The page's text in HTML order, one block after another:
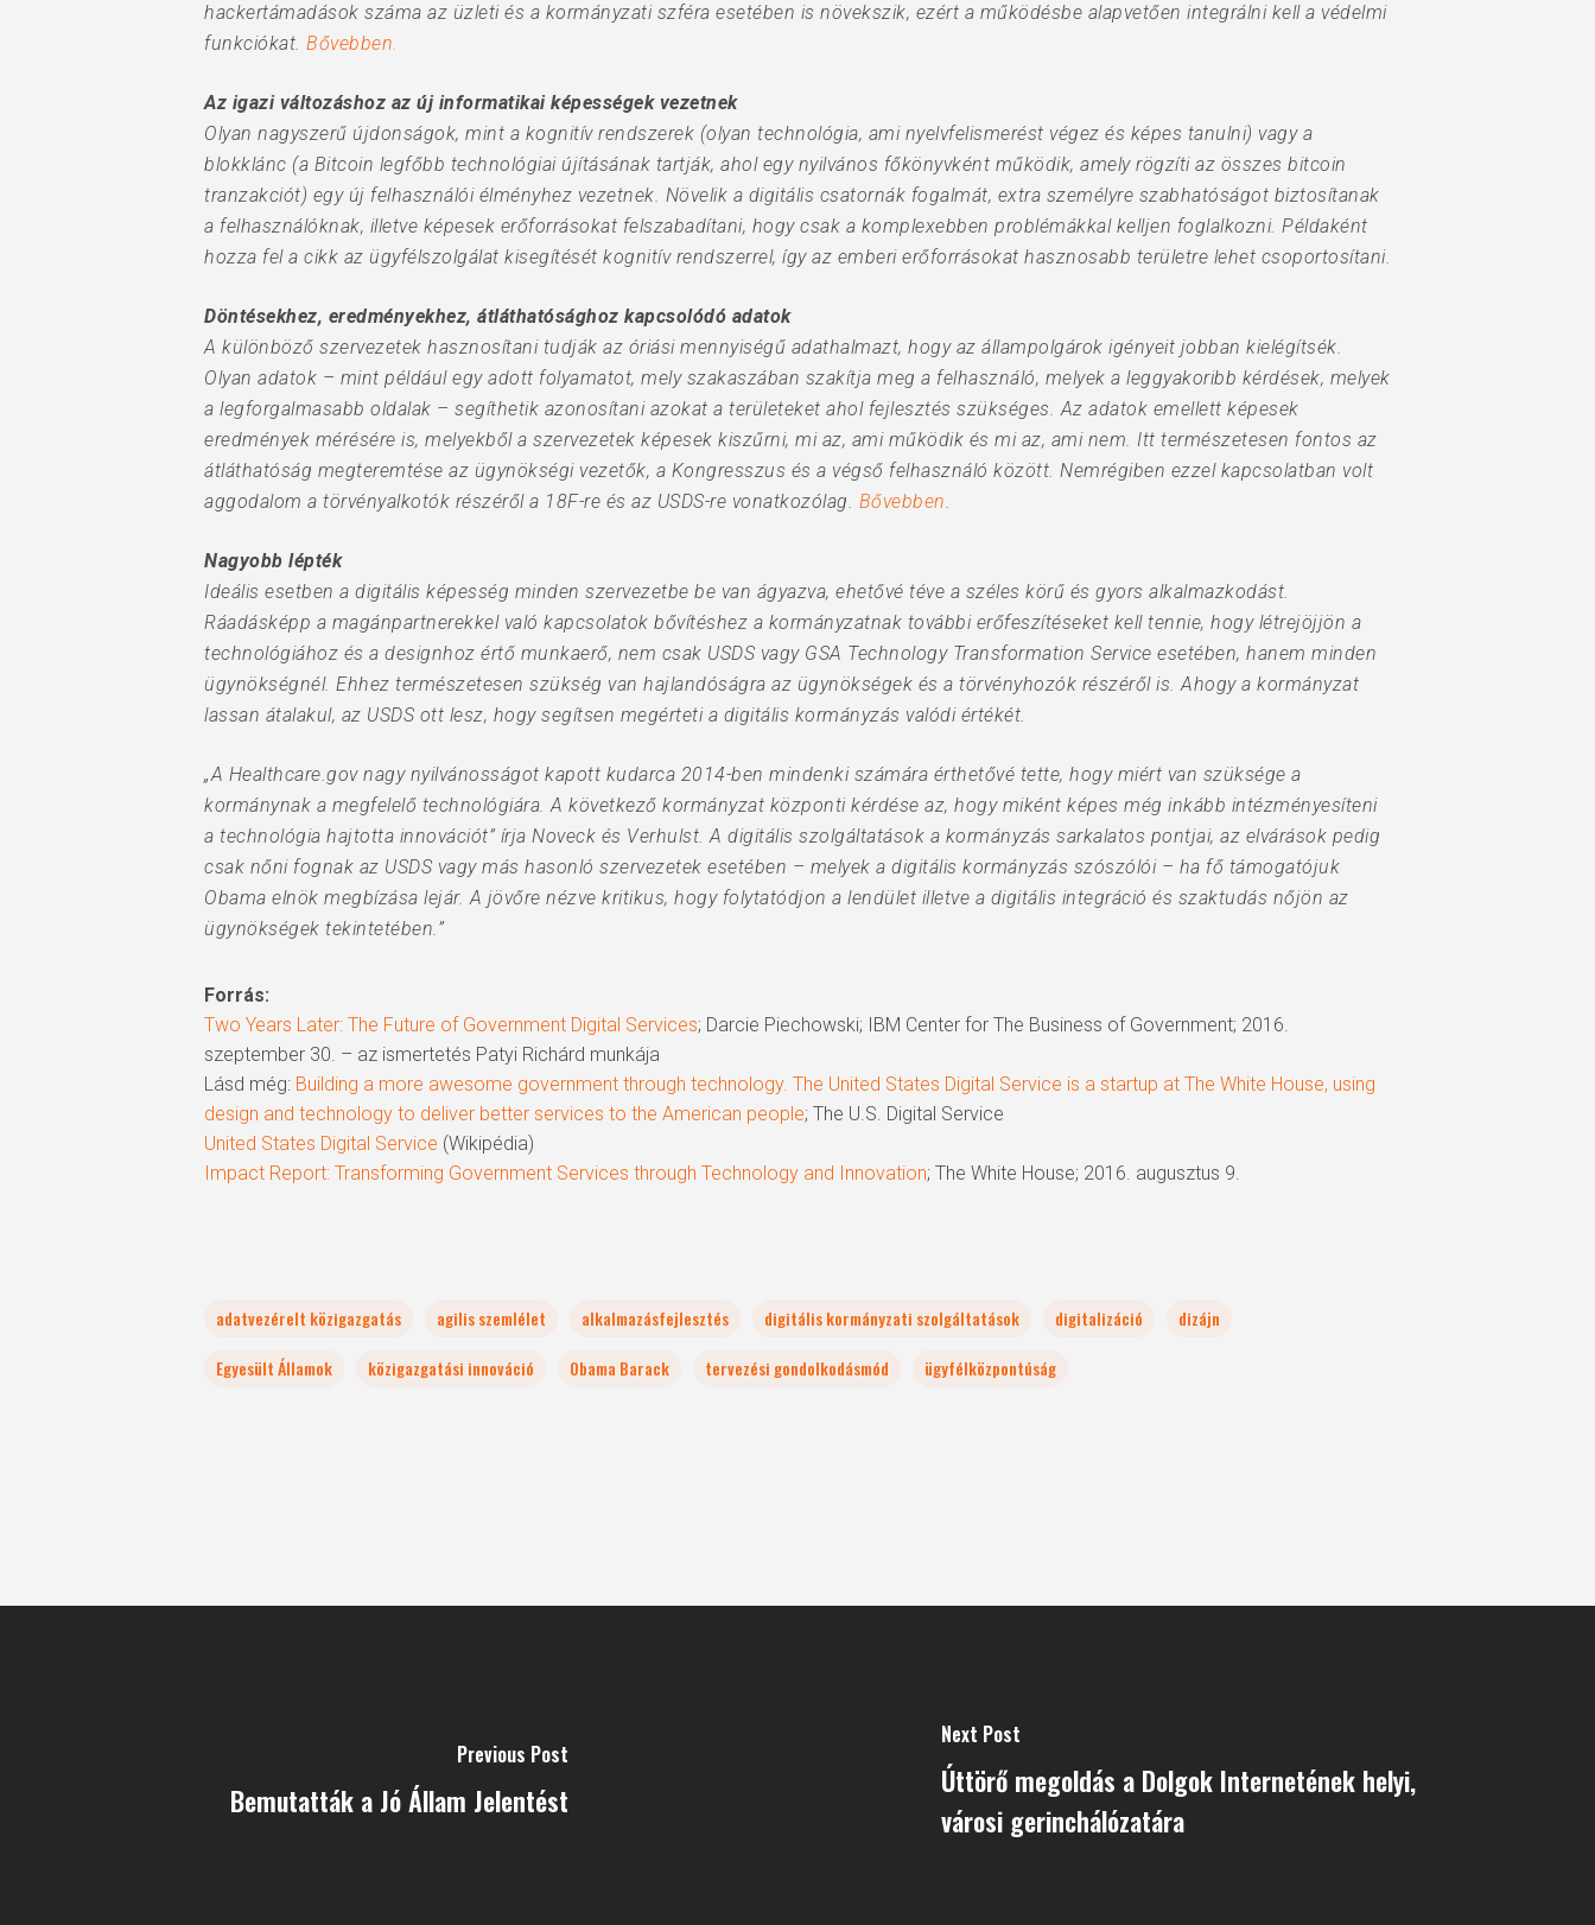
hackertámadások száma az üzleti és a kormányzati szféra esetében is növekszik, ezért a működésbe alapvetően integrálni kell a védelmi
funkciókat. Bővebben.
Az igazi változáshoz az új informatikai képességek vezetnek
Olyan nagyszerű újdonságok, mint a kognitív rendszerek (olyan technológia, ami nyelvfelismerést végez és képes tanulni) vagy a
blokklánc (a Bitcoin legfőbb technológiai újításának tartják, ahol egy nyilvános főkönyvként működik, amely rögzíti az összes bitcoin
tranzakciót) egy új felhasználói élményhez vezetnek. Növelik a digitális csatornák fogalmát, extra személyre szabhatóságot biztosítanak
a felhasználóknak, illetve képesek erőforrásokat felszabadítani, hogy csak a komplexebben problémákkal kelljen foglalkozni. Példaként
hozza fel a cikk az ügyfélszolgálat kisegítését kognitív rendszerrel, így az emberi erőforrásokat hasznosabb területre lehet csoportosítani.
Döntésekhez, eredményekhez, átláthatósághoz kapcsolódó adatok
A különböző szervezetek hasznosítani tudják az óriási mennyiségű adathalmazt, hogy az állampolgárok igényeit jobban kielégítsék.
Olyan adatok – mint például egy adott folyamatot, mely szakaszában szakítja meg a felhasználó, melyek a leggyakoribb kérdések, melyek
a legforgalmasabb oldalak – segíthetik azonosítani azokat a területeket ahol fejlesztés szükséges. Az adatok emellett képesek
eredmények mérésére is, melyekből a szervezetek képesek kiszűrni, mi az, ami működik és mi az, ami nem. Itt természetesen fontos az
átláthatóság megteremtése az ügynökségi vezetők, a Kongresszus és a végső felhasználó között. Nemrégiben ezzel kapcsolatban volt
aggodalom a törvényalkotók részéről a 18F-re és az USDS-re vonatkozólag. Bővebben.
Nagyobb lépték
Ideális esetben a digitális képesség minden szervezetbe be van ágyazva, ehetővé téve a széles körű és gyors alkalmazkodást.
Ráadásképp a magánpartnerekkel való kapcsolatok bővítéshez a kormányzatnak további erőfeszítéseket kell tennie, hogy létrejöjjön a
technológiához és a designhoz értő munkaerő, nem csak USDS vagy GSA Technology Transformation Service esetében, hanem minden
ügynökségnél. Ehhez természetesen szükség van hajlandóságra az ügynökségek és a törvényhozók részéről is. Ahogy a kormányzat
lassan átalakul, az USDS ott lesz, hogy segítsen megérteti a digitális kormányzás valódi értékét.
„A Healthcare.gov nagy nyilvánosságot kapott kudarca 2014-ben mindenki számára érthetővé tette, hogy miért van szüksége a
kormánynak a megfelelő technológiára. A következő kormányzat központi kérdése az, hogy miként képes még inkább intézményesíteni
a technológia hajtotta innovációt” írja Noveck és Verhulst. A digitális szolgáltatások a kormányzás sarkalatos pontjai, az elvárások pedig
csak nőni fognak az USDS vagy más hasonló szervezetek esetében – melyek a digitális kormányzás szószólói – ha fő támogatójuk
Obama elnök megbízása lejár. A jövőre nézve kritikus, hogy folytatódjon a lendület illetve a digitális integráció és szaktudás nőjön az
ügynökségek tekintetében.”
Forrás:
Two Years Later: The Future of Government Digital Services; Darcie Piechowski; IBM Center for The Business of Government; 2016.
szeptember 30. – az ismertetés Patyi Richárd munkája
Lásd még: Building a more awesome government through technology. The United States Digital Service is a startup at The White House, using
design and technology to deliver better services to the American people; The U.S. Digital Service
United States Digital Service (Wikipédia)
Impact Report: Transforming Government Services through Technology and Innovation; The White House; 2016. augusztus 9.
adatvezérelt közigazgatás agilis szemlélet alkalmazásfejlesztés digitális kormányzati szolgáltatások digitalizáció
dizájn
Egyesült Államok
közigazgatási innováció Obama Barack tervezési gondolkodásmód ügyfélközpontúság
Previous Post
Bemutatták a Jó Állam Jelentést
Next Post
Úttörő megoldás a Dolgok Internetének helyi,
városi gerinchálózatára